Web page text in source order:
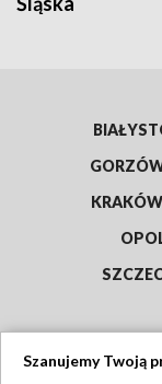
KRAKÓW
Szanujemy Twoją